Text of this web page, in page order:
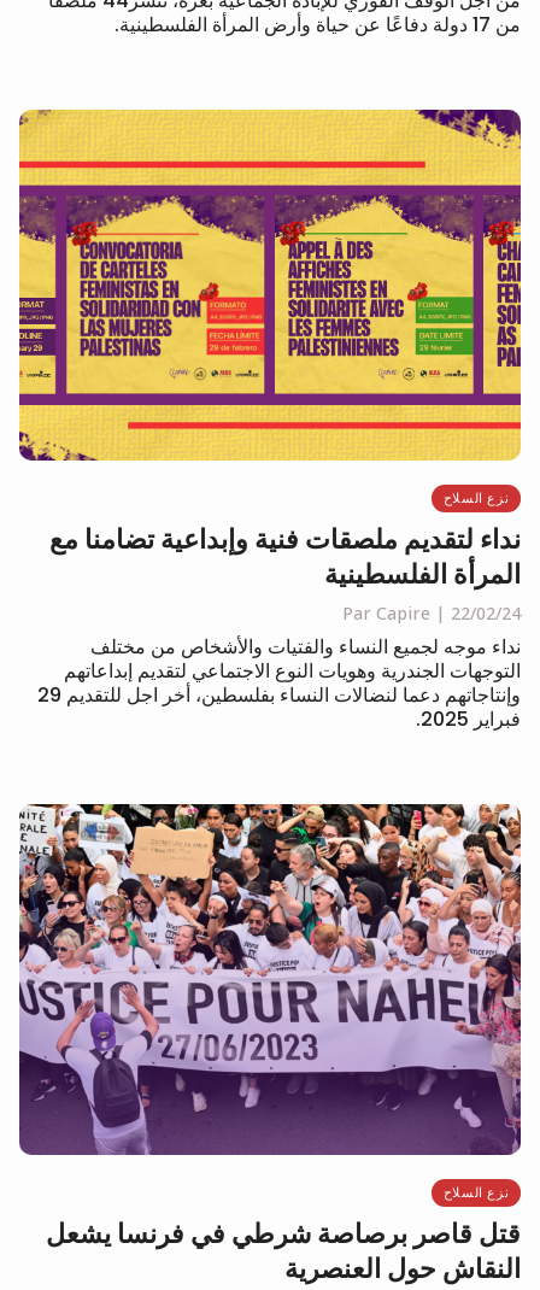
من 17 دولة دفاعًا عن حياة وأرض المرأة الفلسطينية.
نزع السلاح
نداء لتقديم ملصقات فنية وإبداعية تضامنا مع
المرأة الفلسطينية
22/02/24
Par Capire
نداء موجه لجميع النساء والفتيات والأشخاص من مختلف
التوجهات الجندرية وهويات النوع الاجتماعي لتقديم إبداعاتهم
وإنتاجاتهم دعما لنضالات النساء بفلسطين، أخر اجل للتقديم 29
فبراير 2025.
نزع السلاح
قتل قاصر برصاصة شرطي في فرنسا يشعل
النقاش حول العنصرية